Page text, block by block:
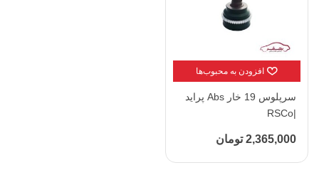
افزودن به محبوب‌ها
سرپلوس 19 خار Abs پراید
|RSCo
2,365,000 تومان